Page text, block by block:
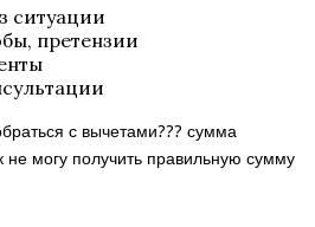
ситуации
претензии
с вычетами??? сумма
не могу получить правильную сумму